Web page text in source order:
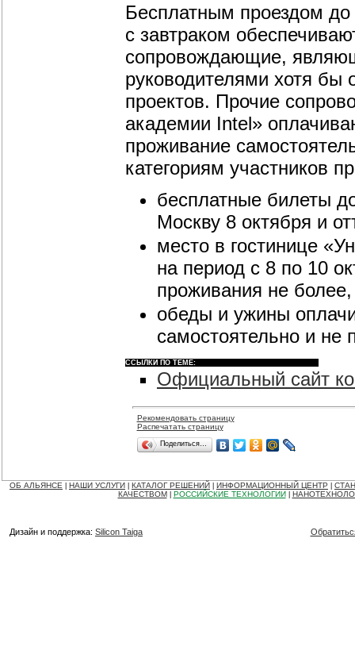
Бесплатным проездом
с завтраком
сопровождающие,
руководителями хотя бы
проектов. Прочие
академии Intel»
проживание
категориям участников
бесплатные билеты
Москву 8 октября и
место в гостинице
на период с 8 по 10
проживания не
обеды и ужины
самостоятельно и
ССЫЛКИ ПО ТЕМЕ:
Официальный сайт
Рекомендовать страницу
Распечатать страницу
Поделиться…
ОБ АЛЬЯНСЕ НАШИ УСЛУГИ КАТАЛОГ РЕШЕНИЙ ИНФОРМАЦИОННЫЙ ЦЕНТР
КАЧЕСТВОМ
РОССИЙСКИЕ ТЕХНОЛОГИИ
Дизайн и поддержка: Silicon Taiga